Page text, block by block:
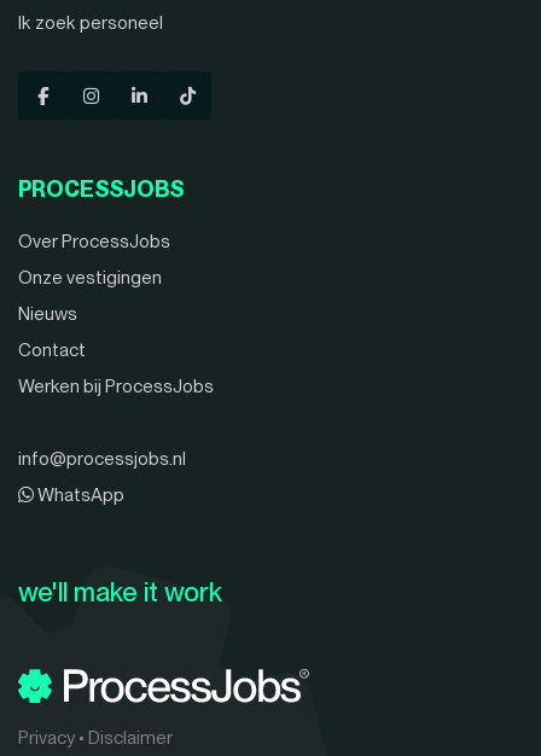
Ik zoek personeel
PROCESSJOBS
Over ProcessJobs
Onze vestigingen
Nieuws
Contact
Werken bij ProcessJobs
info@processjobs.nl
WhatsApp
Privacy• Disclaimer
we'll make it work